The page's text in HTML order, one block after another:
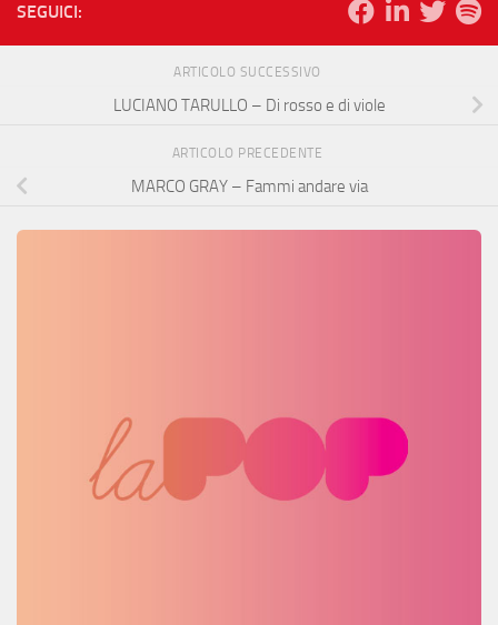
SEGUICI:
ARTICOLO SUCCESSIVO
LUCIANO TARULLO – Di rosso e di viole
ARTICOLO PRECEDENTE
MARCO GRAY – Fammi andare via